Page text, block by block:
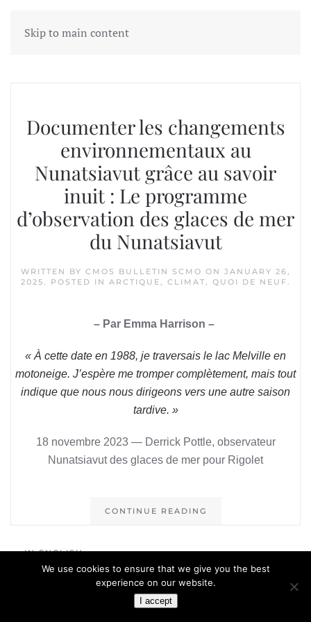
Skip to main content
Tag:nunatsiavut
Documenter les changements
environnementaux au
Nunatsiavut grâce au savoir
inuit : Le programme
d’observation des glaces de mer
du Nunatsiavut
WRITTEN BY CMOS BULLETIN SCMO ON JANUARY 26,
2025. POSTED IN ARCTIQUE, CLIMAT, QUOI DE NEUF.
– Par Emma Harrison –
« À cette date en 1988, je traversais le lac Melville en
motoneige. J’espère me tromper complètement, mais tout
indique que nous nous dirigeons vers une autre saison
tardive. »
18 novembre 2023 — Derrick Pottle, observateur
Nunatsiavut des glaces de mer pour Rigolet
CONTINUE READING
IN ENGLISH
We use cookies to ensure that we give you the best
experience on our website.
I accept